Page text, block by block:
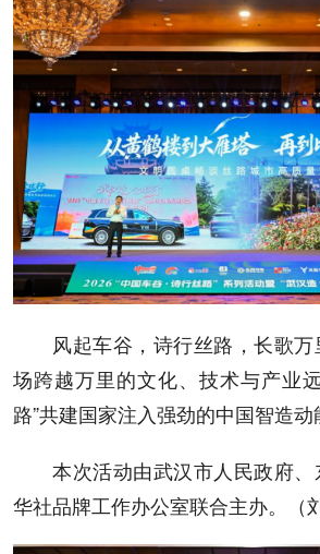
风起车谷，诗行丝路，长歌
场跨越万里的文化、技术与产业
路”共建国家注入强劲的中国智造动
本次活动由武汉市人民政府
华社品牌工作办公室联合主办。（